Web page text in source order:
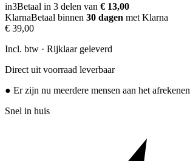
in3Betaal in 3 delen van € 13,00
KlarnaBetaal binnen 30 dagen met Klarna
€ 39,00
Incl. btw · Rijklaar geleverd
Direct uit voorraad leverbaar
● Er zijn nu meerdere mensen aan het afrekenen
Snel in huis